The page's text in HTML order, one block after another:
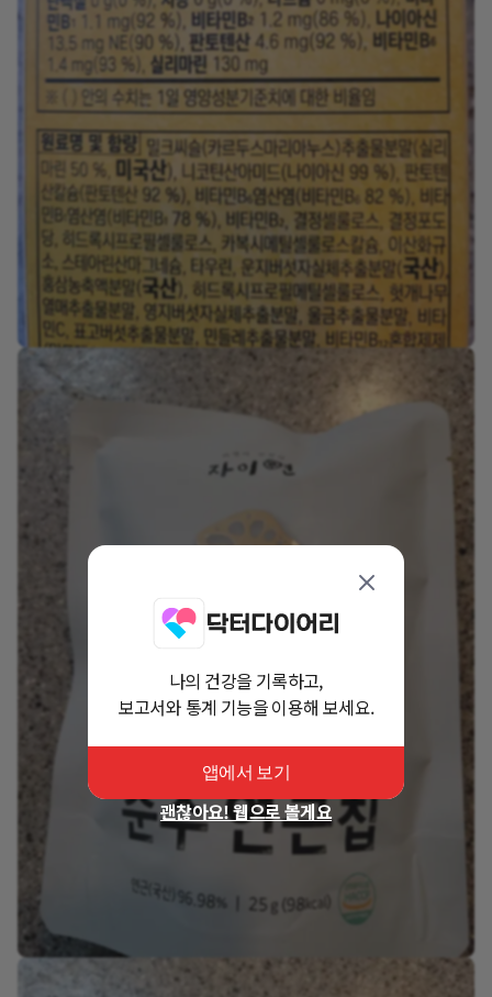
나의 건강을 기록하고,
보고서와 통계 기능을 이용해 보세요.
앱에서 보기
괜찮아요! 웹으로 볼게요